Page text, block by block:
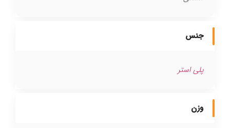
جنس
پلی استر
وزن